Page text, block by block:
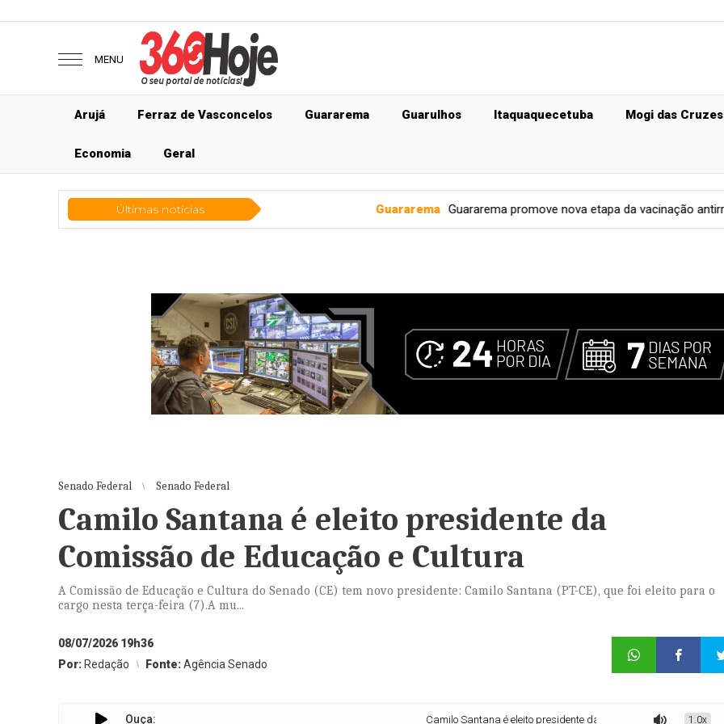
MENU
Arujá Ferraz de Vasconcelos Guararema Guarulhos Itaquaquecetuba Mogi das Cruzes
Economia Geral
Últimas notícias Guararema promove nova etapa da vacinação antirrábica gratuita
Senado Federal Senado Federal
Camilo Santana é eleito presidente da
Comissão de Educação e Cultura
A Comissão de Educação e Cultura do Senado (CE) tem novo presidente: Camilo Santana (PT-CE), que foi eleito para o
cargo nesta terça-feira (7).A mu...
08/07/2026 19h36
Por: Redação Fonte:Agência Senado
Ouça: Camilo Santana é eleito presidente da Comissão de Educação e1.0x